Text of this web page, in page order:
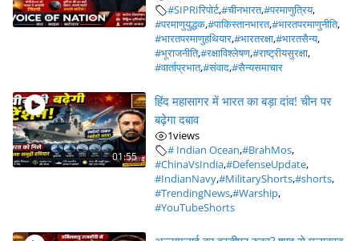
#SIPRIरिपोर्ट,#चीनभारत,#परमाणुत्रिय,
#परमाणुयुद्धक,#पाकिस्तानभारत,#भारतपरमाणुनीति,
#भारतपरमाणुहथियार,#भारतरक्षा,#भारतसैन्य,
#भूराजनीति,#रक्षाविश्लेषण,#राष्ट्रीयसुरक्षा,
#वार्ताप्रभात,#संवाद,#सैन्यसमाचार
01:55
हिंद महासागर में भारत का बड़ा दांव! चीन पर
बढ़ेगा दबाव
1views
# Indian Ocean,#BrahMos,
#ChinaVsIndia,#DefenseUpdate,
#IndianNavy,#MilitaryShorts,#shorts,
#TrendingNews,#Warship,
#YouTubeShorts